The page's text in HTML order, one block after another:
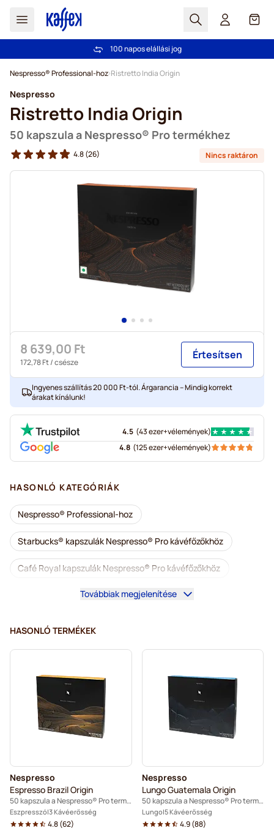
Search Cart
Ingyenes szállítás 20 000 Ft-tól
100 napos elállási jog
Nespresso® Professional-hoz Ristretto India Origin
Nespresso
Ristretto India Origin
50 kapszula a Nespresso® Pro termékhez
4.8(26) Nincs raktáron
8 639,00 Ft
172,78 Ft/ csésze
Értesítsen
Ingyenes szállítás 20 000 Ft-tól. Árgarancia – Mindig korrekt
árakat kínálunk!
4.5 (43 ezer+vélemények)
4.8 (125 ezer+vélemények)
HASONLÓ KATEGÓRIÁK
Nespresso® Professional-hoz
Starbucks® kapszulák Nespresso® Pro kávéfőzőkhöz
Café Royal kapszulák Nespresso® Pro kávéfőzőkhöz
Kávégépek a Nespresso® Professional-hoz
Koffeinmentes kávé Nespresso® Pro kávéfőzőkhöz
Vízkőoldás és tisztítás Nespresso® Pro-hoz
Kapszula a Nespresso® Pro termékhez
Gimoka kapszulák Nespresso® Pro kávéfőzőkhöz
Kaffekapslen a Nespresso® Professional-hoz
Továbbiak megjelenítése
HASONLÓ TERMÉKEK
Nespresso
Espresso Brazil Origin
50 kapszula a Nespresso® Pro termékhez
Eszpresszó 3 Kávéerősség
4.8(62)
Nespresso
Lungo Guatemala Origin
50 kapszula a Nespresso® Pro termékhez
Lungo 5 Kávéerősség
4.9(88)